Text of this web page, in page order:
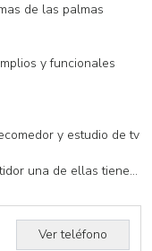
de las palmas
y funcionales
una de ellas tiene
un mini split
un closet de blancos y
Ver teléfono